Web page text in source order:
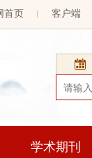
首页 客户端
学术期刊